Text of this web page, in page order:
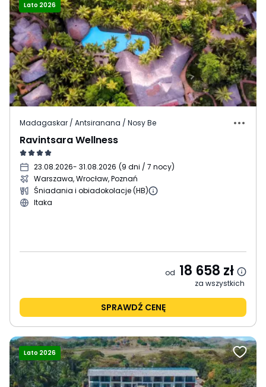
Lato 2026
Madagaskar / Antsiranana / Nosy Be
Ravintsara Wellness
23.08.2026- 31.08.2026 (9 dni / 7 nocy)
Warszawa, Wrocław, Poznań
Śniadania i obiadokolacje (HB)
Itaka
od 18 658 zł
za wszystkich
SPRAWDŹ CENĘ
Lato 2026